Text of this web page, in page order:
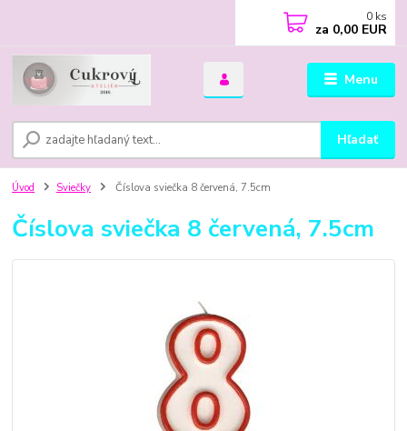
Menu
Hľadať
0 ks
za 0,00 EUR
Úvod Sviečky Číslova sviečka 8 červená, 7.5cm
Číslova sviečka 8 červená, 7.5cm